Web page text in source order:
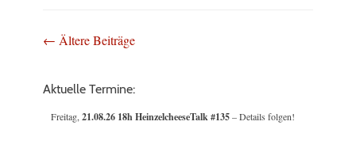
Beitragsnavigation
← Ältere Beiträge
Aktuelle Termine:
Freitag,21.08.26 18h HeinzelcheeseTalk #135– Details folgen!